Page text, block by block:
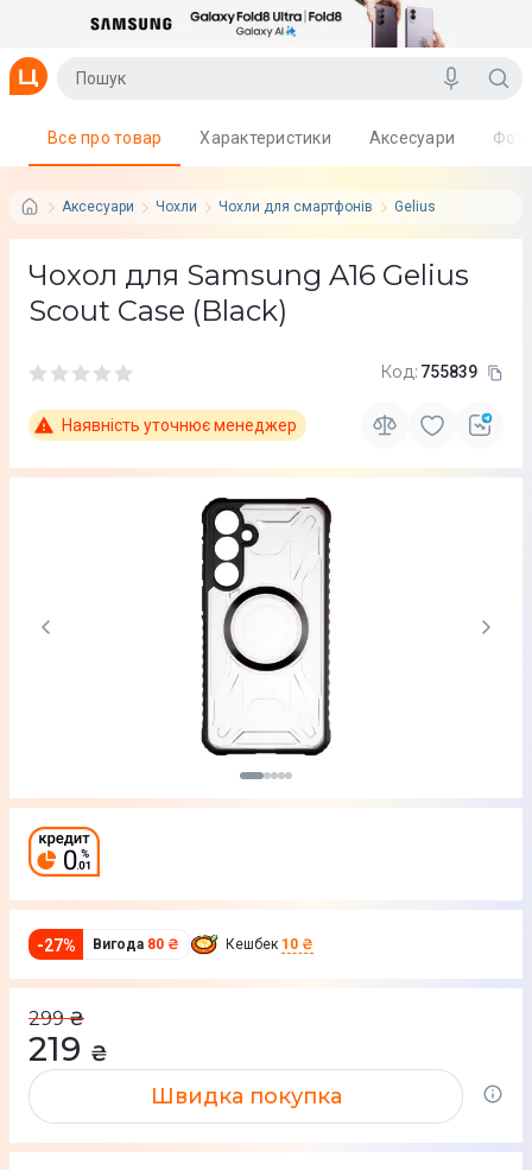
Аксесуари Чохли Чохли для смартфонів Gelius
Все про товар Характеристики Аксесуари
Чохол для Samsung A16 Gelius
Scout Case (Black)
Код: 755839
Наявність уточнює менеджер
-27% Вигода 80 ₴ Кешбек 10 ₴
299 ₴
219 ₴
Швидка покупка